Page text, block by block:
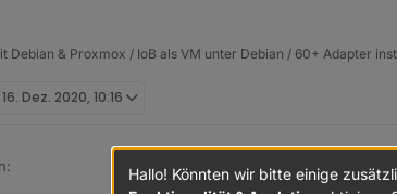
Debian & Proxmox / IoB als VM unter Debian / 60+ Adapter
16. Dez. 2020, 10:16
Hallo! Könnten wir bitte einige